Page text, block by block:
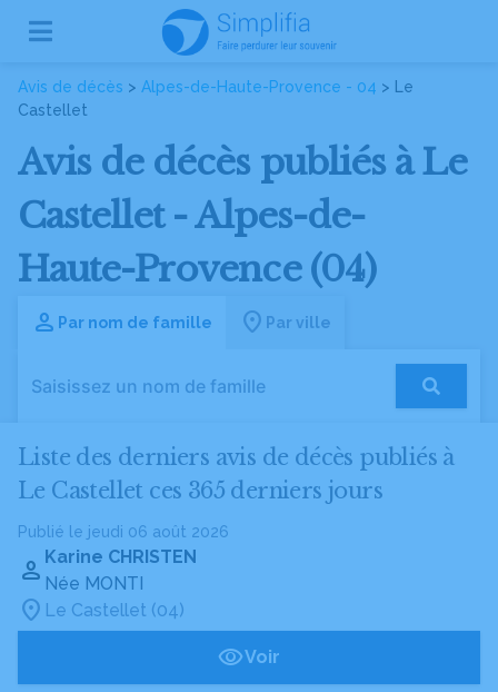
Avis de décès > Alpes-de-Haute-Provence - 04 > Le
Castellet
Avis de décès publiés à Le
Castellet - Alpes-de-
Haute-Provence (04)
Par nom de famille Par ville
Liste des derniers avis de décès publiés à
Le Castellet ces 365 derniers jours
Publié le jeudi 06 août 2026
Karine CHRISTEN
Née MONTI
Le Castellet (04)
Voir